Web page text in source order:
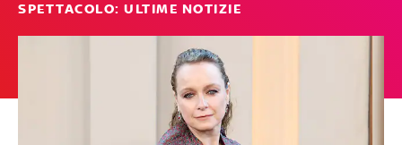
SPETTACOLO: ULTIME NOTIZIE